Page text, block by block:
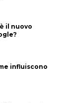
il nuovo
influiscono